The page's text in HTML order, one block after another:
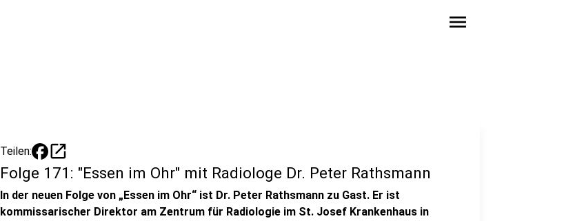
menu
Teilen: open_in_new
Folge 171: "Essen im Ohr" mit Radiologe Dr. Peter Rathsmann
In der neuen Folge von „Essen im Ohr“ ist Dr. Peter Rathsmann zu Gast. Er ist
kommissarischer Direktor am Zentrum für Radiologie im St. Josef Krankenhaus in